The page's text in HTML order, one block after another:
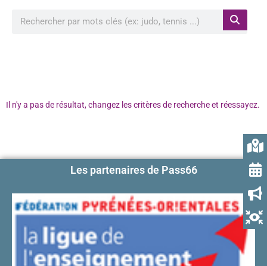
Il n'y a pas de résultat, changez les critères de recherche et réessayez.
Les partenaires de Pass66